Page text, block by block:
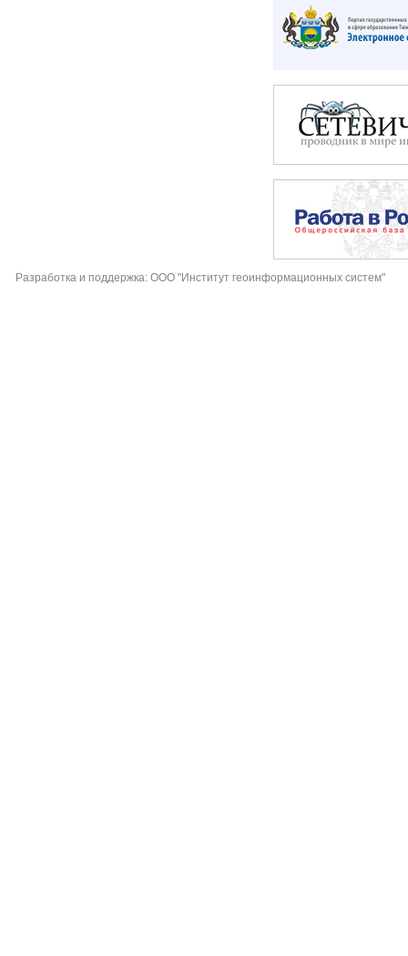
Разработка и поддержка: ООО "Институт геоинформационных систем"